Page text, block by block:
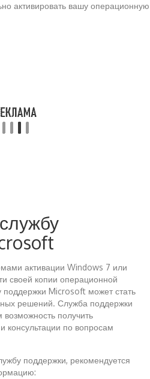
активировать вашу операционную
активации Windows 7 или
своей копии операционной
Microsoft может стать
решений. Служба поддержки
возможность получить
по вопросам
поддержки, рекомендуется